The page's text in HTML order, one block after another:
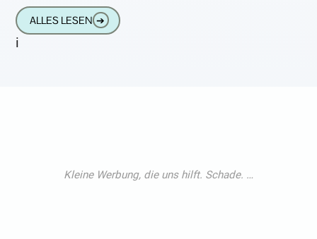
mit
ALLES LESEN ➔
i